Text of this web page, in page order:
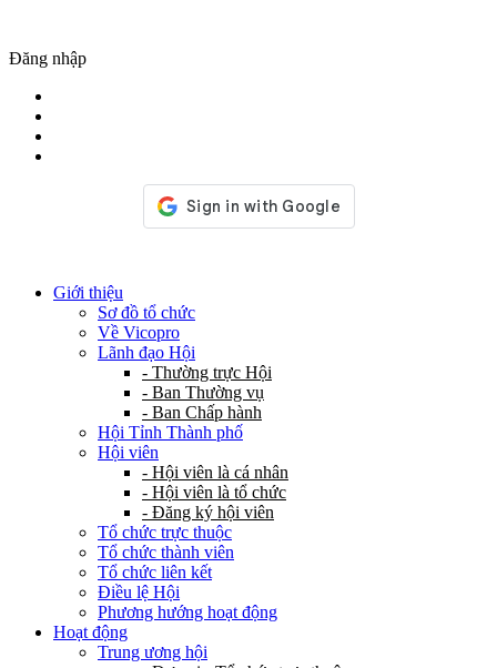
Đăng nhập
Giới thiệu
Sơ đồ tổ chức
Về Vicopro
Lãnh đạo Hội
- Thường trực Hội
- Ban Thường vụ
- Ban Chấp hành
Hội Tỉnh Thành phố
Hội viên
- Hội viên là cá nhân
- Hội viên là tổ chức
- Đăng ký hội viên
Tổ chức trực thuộc
Tổ chức thành viên
Tổ chức liên kết
Điều lệ Hội
Phương hướng hoạt động
Hoạt động
Trung ương hội